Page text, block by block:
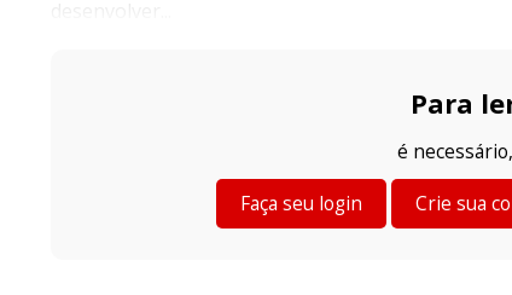
Para
é
Faça seu login Crie sua